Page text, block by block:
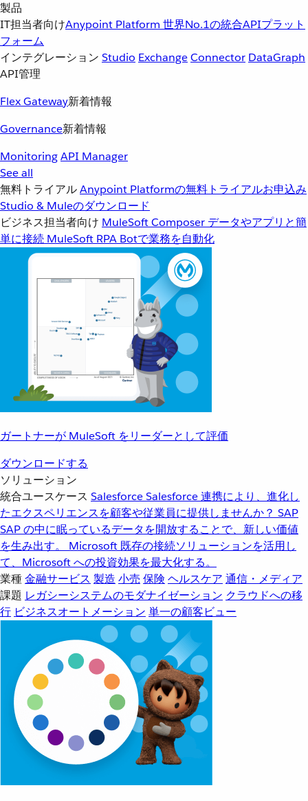
製品
IT担当者向けAnypoint Platform 世界No.1の統合APIプラット
フォーム
インテグレーション Studio ExchangeConnector DataGraph
API管理
Flex Gateway新着情報
Governance新着情報
MonitoringAPI Manager
See all
無料トライアルAnypoint Platformの無料トライアルお申込み
Studio & Muleのダウンロード
ビジネス担当者向け MuleSoft Composer データやアプリと簡
単に接続 MuleSoft RPA Botで業務を自動化
ガートナーが MuleSoft をリーダーとして評価
ダウンロードする
ソリューション
統合ユースケース SalesforceSalesforce 連携により、進化し
たエクスペリエンスを顧客や従業員に提供しませんか？ SAP
SAP の中に眠っているデータを開放することで、新しい価値
を生み出す。
Microsoft 既存の接続ソリューションを活用し
て、Microsoft への投資効果を最大化する。
業種金融サービス 製造 小売 保険 ヘルスケア 通信・メディア
課題 レガシーシステムのモダナイゼーション クラウドへの移
行 ビジネスオートメーション 単一の顧客ビュー